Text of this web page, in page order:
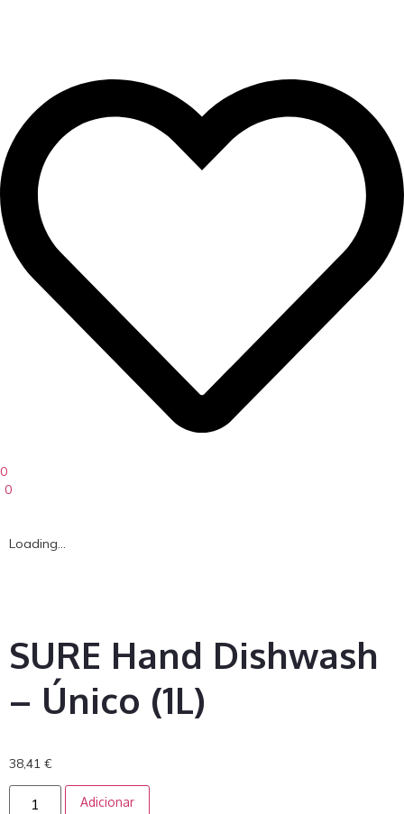
0
0
Loading...
SURE Hand Dishwash
– Único (1L)
38,41 €
Adicionar